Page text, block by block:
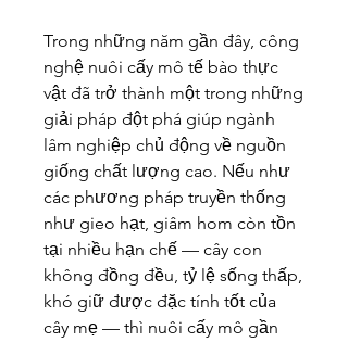
Trong những năm gần đây, công
nghệ nuôi cấy mô tế bào thực
vật đã trở thành một trong những
giải pháp đột phá giúp ngành
lâm nghiệp chủ động về nguồn
giống chất lượng cao. Nếu như
các phương pháp truyền thống
như gieo hạt, giâm hom còn tồn
tại nhiều hạn chế — cây con
không đồng đều, tỷ lệ sống thấp,
khó giữ được đặc tính tốt của
cây mẹ — thì nuôi cấy mô gần